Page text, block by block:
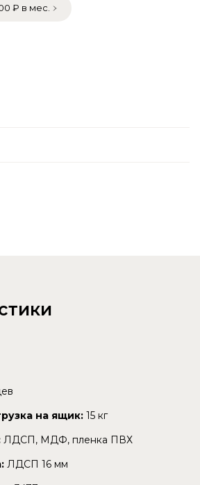
₽ в мес.
на ящик: 15 кг
ЛДСП, МДФ, пленка ПВХ
ЛДСП 16 мм